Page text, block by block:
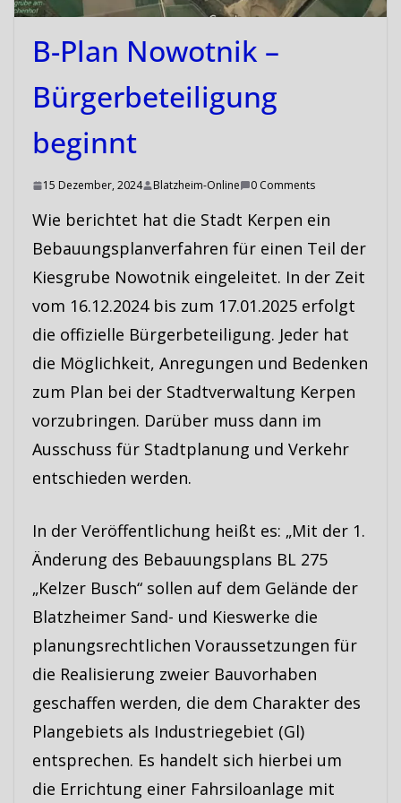
B-Plan Nowotnik –
Bürgerbeteiligung
beginnt
15 Dezember, 2024 Blatzheim-Online 0 Comments
Wie berichtet hat die Stadt Kerpen ein
Bebauungsplanverfahren für einen Teil der
Kiesgrube Nowotnik eingeleitet. In der Zeit
vom 16.12.2024 bis zum 17.01.2025 erfolgt
die offizielle Bürgerbeteiligung. Jeder hat
die Möglichkeit, Anregungen und Bedenken
zum Plan bei der Stadtverwaltung Kerpen
vorzubringen. Darüber muss dann im
Ausschuss für Stadtplanung und Verkehr
entschieden werden.
In der Veröffentlichung heißt es: „Mit der 1.
Änderung des Bebauungsplans BL 275
„Kelzer Busch“ sollen auf dem Gelände der
Blatzheimer Sand- und Kieswerke die
planungsrechtlichen Voraussetzungen für
die Realisierung zweier Bauvorhaben
geschaffen werden, die dem Charakter des
Plangebiets als Industriegebiet (Gl)
entsprechen. Es handelt sich hierbei um
die Errichtung einer Fahrsiloanlage mit